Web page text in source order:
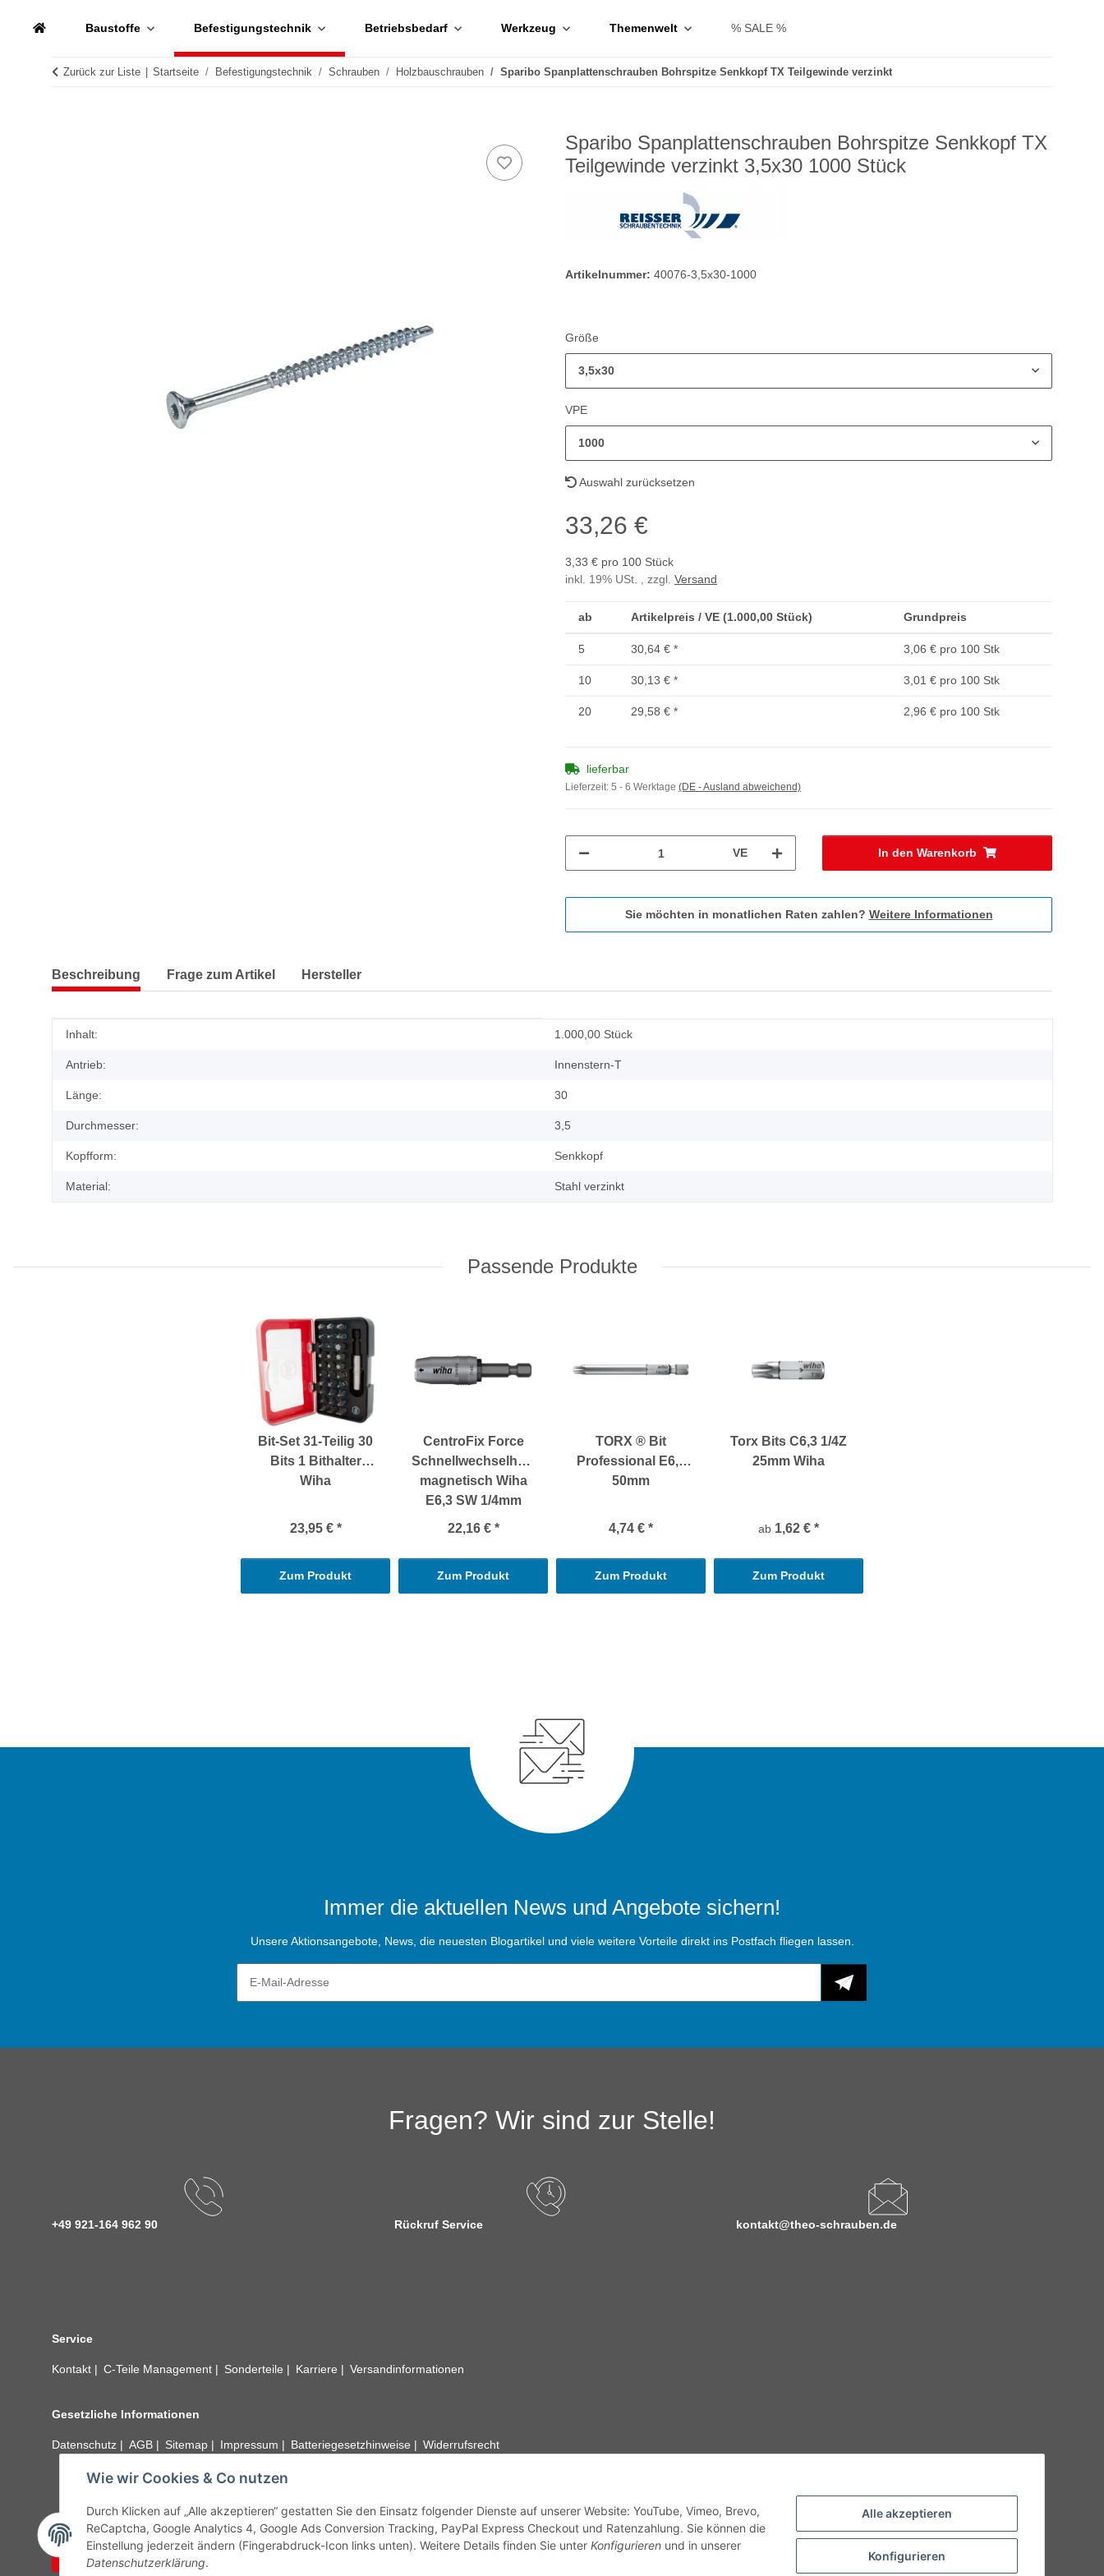
Alle akzeptieren
Konfigurieren
Wie wir Cookies & Co nutzen
Durch Klicken auf „Alle akzeptieren“ gestatten Sie den Einsatz folgender Dienste auf unserer Website: YouTube, Vimeo, Brevo,
ReCaptcha, Google Analytics 4, Google Ads Conversion Tracking, PayPal Express Checkout und Ratenzahlung. Sie können die
Einstellung jederzeit ändern (Fingerabdruck-Icon links unten). Weitere Details finden Sie unter Konfigurieren und in unserer
Datenschutzerklärung.
Baustoffe Befestigungstechnik Betriebsbedarf Werkzeug Themenwelt % SALE %
Zurück zur Liste Startseite Befestigungstechnik Schrauben Holzbauschrauben Sparibo Spanplattenschrauben Bohrspitze Senkkopf TX Teilgewinde verzinkt
Sparibo Spanplattenschrauben Bohrspitze Senkkopf TX
Teilgewinde verzinkt 3,5x30 1000 Stück
Artikelnummer: 40076-3,5x30-1000
Größe
3,5x30
VPE
1000
Auswahl zurücksetzen
33,26 €
3,33 € pro 100 Stück
inkl. 19% USt. , zzgl. Versand
ab Artikelpreis / VE (1.000,00 Stück) Grundpreis
5 30,64 € * 3,06 € pro 100 Stk
10 30,13 € * 3,01 € pro 100 Stk
20 29,58 € * 2,96 € pro 100 Stk
lieferbar
Lieferzeit: 5 - 6 Werktage (DE - Ausland abweichend)
VE In den Warenkorb
Sie möchten in monatlichen Raten zahlen? Weitere Informationen
Beschreibung Frage zum Artikel Hersteller
Produkteigenschaft
Wert
Inhalt: 1.000,00 Stück
Antrieb: Innenstern-T
Länge: 30
Durchmesser: 3,5
Kopfform: Senkkopf
Material: Stahl verzinkt
Passende Produkte
Bit-Set 31-Teilig 30
Bits 1 Bithalter
Wiha
23,95 € *
Zum Produkt
CentroFix Force
Schnellwechselhalter
magnetisch Wiha
E6,3 SW 1/4mm
22,16 € *
Zum Produkt
TORX ® Bit
Professional E6,3
50mm
4,74 € *
Zum Produkt
Torx Bits C6,3 1/4Z
25mm Wiha
ab 1,62 € *
Zum Produkt
Immer die aktuellen News und Angebote sichern!
Unsere Aktionsangebote, News, die neuesten Blogartikel und viele weitere Vorteile direkt ins Postfach fliegen lassen.
Fragen? Wir sind zur Stelle!
+49 921-164 962 90 Rückruf Service kontakt@theo-schrauben.de
Service
Kontakt C-Teile Management Sonderteile Karriere Versandinformationen
Gesetzliche Informationen
Datenschutz AGB Sitemap Impressum Batteriegesetzhinweise Widerrufsrecht
unseren Kundenservice. Abbildungen der Artikel können beispielhaft sein und vom Produkt abweichen.
Vertrag widerrufen